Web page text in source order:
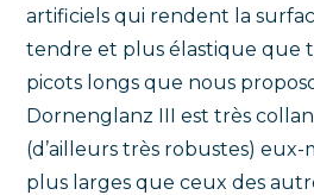
artificiels qui rendent la
tendre et plus élastique que
picots longs que nous
Dornenglanz III est très
(d’ailleurs très robustes)
plus larges que ceux des